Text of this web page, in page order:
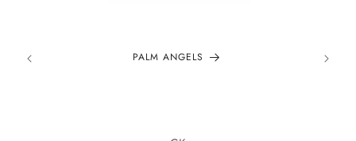
PALM ANGELS